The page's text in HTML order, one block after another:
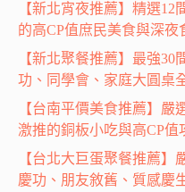
【新北宵夜推薦】精選
的高CP值庶民美食與深夜
【新北聚餐推薦】最強
功、同學會、家庭大圓桌
【台南平價美食推薦】嚴
激推的銅板小吃與高CP值
【台北大巨蛋聚餐推薦】
慶功、朋友敘舊、質感慶